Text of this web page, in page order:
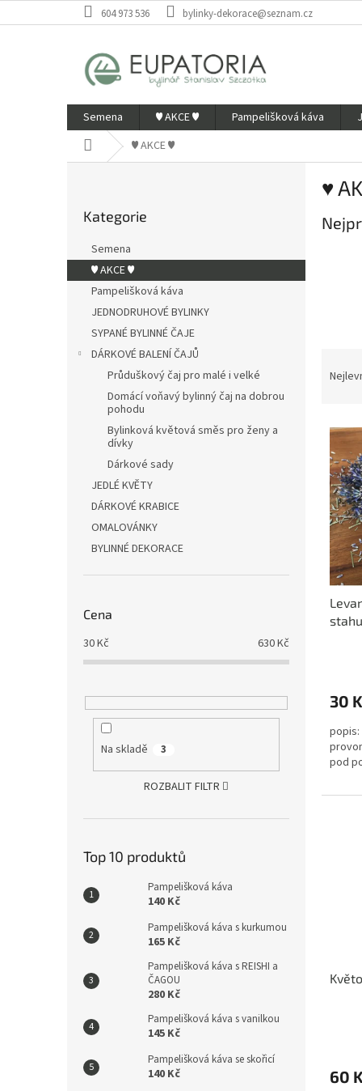
na
604 973 536 bylinky-dekorace@seznam.cz
Semena ♥ AKCE ♥ Pampelišková káva
Domů ♥ AKCE ♥
a
n
kategorie
Kategorie
Semena
♥ AKCE ♥
Pampelišková káva
JEDNODRUHOVÉ BYLINKY
SYPANÉ BYLINNÉ ČAJE
DÁRKOVÉ BALENÍ ČAJŮ
Průduškový čaj pro malé i velké
Domácí voňavý bylinný čaj na dobrou
pohodu
Bylinková květová směs pro ženy a
dívky
Dárkové sady
JEDLÉ KVĚTY
DÁRKOVÉ KRABICE
OMALOVÁNKY
BYLINNÉ DEKORACE
Cena
30Kč 630Kč
Na skladě 3
ROZBALIT FILTR
Top 10 produktů
Pampelišková káva
140 Kč
Pampelišková káva s kurkumou
165 Kč
Pampelišková káva s REISHI a
ČAGOU
280 Kč
Pampelišková káva s vanilkou
145 Kč
Pampelišková káva se skořicí
140 Kč
♥
n
p
V
p
p
je
z
5
30
popis:
pod
je
60